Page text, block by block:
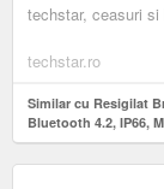
techstar, ceasuri
techstar.ro
Similar cu Resigilat
Bluetooth 4.2, IP66,
Calitate Somn, Roz